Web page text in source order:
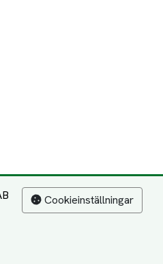
Cookieinställningar